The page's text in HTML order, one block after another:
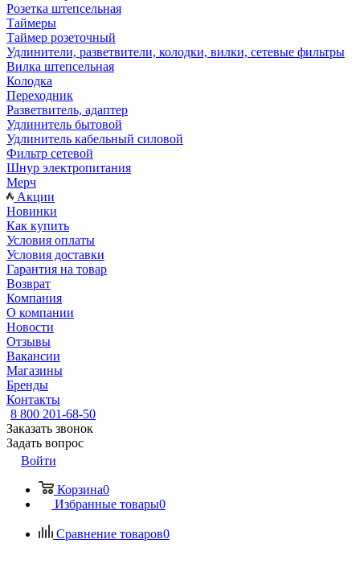
Розетка штепсельная
Таймеры
Таймер розеточный
Удлинители, разветвители, колодки, вилки, сетевые фильтры
Вилка штепсельная
Колодка
Переходник
Разветвитель, адаптер
Удлинитель бытовой
Удлинитель кабельный силовой
Фильтр сетевой
Шнур электропитания
Мерч
Акции
Новинки
Как купить
Условия оплаты
Условия доставки
Гарантия на товар
Возврат
Компания
О компании
Новости
Отзывы
Вакансии
Магазины
Бренды
Контакты
8 800 201-68-50
Заказать звонок
Задать вопрос
Войти
Корзина0
Избранные товары0
Сравнение товаров0